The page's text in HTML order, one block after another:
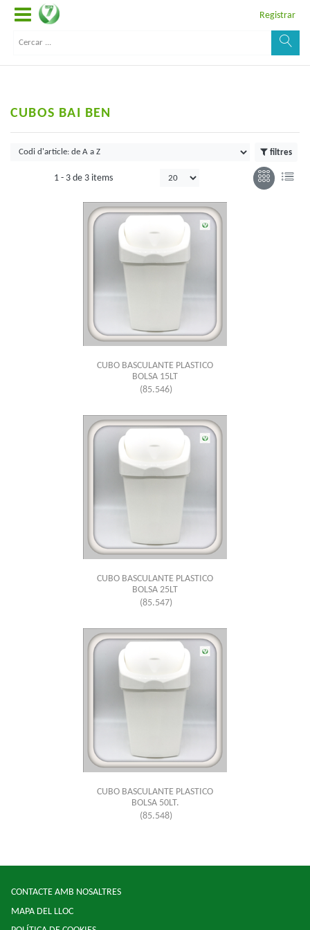
Registrar
CUBOS BAI BEN
filtres
1 - 3 de 3 items
CUBO BASCULANTE PLASTICO
BOLSA 15LT
(85.546)
CUBO BASCULANTE PLASTICO
BOLSA 25LT
(85.547)
CUBO BASCULANTE PLASTICO
BOLSA 50LT.
(85.548)
CONTACTE AMB NOSALTRES
MAPA DEL LLOC